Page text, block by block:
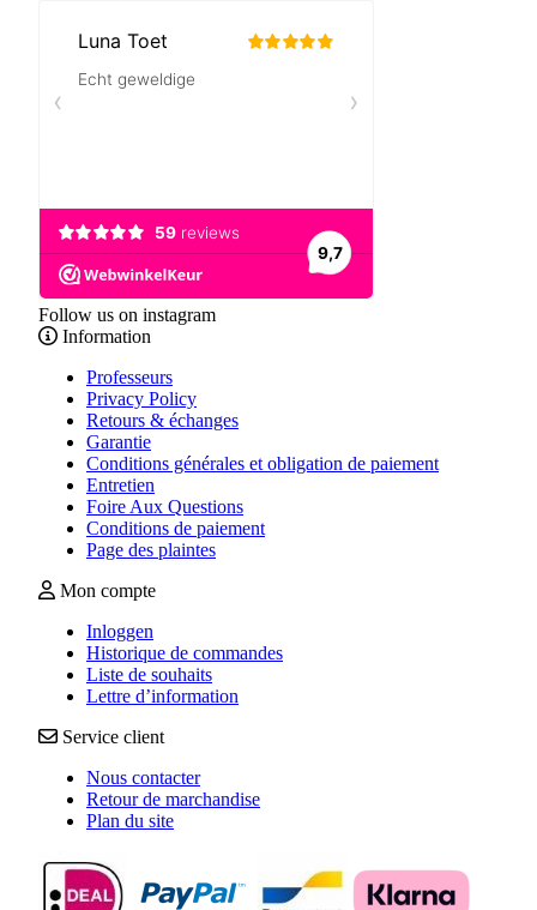
Follow us on instagram
Information
Professeurs
Privacy Policy
Retours & échanges
Garantie
Conditions générales et obligation de paiement
Entretien
Foire Aux Questions
Conditions de paiement
Page des plaintes
Mon compte
Inloggen
Historique de commandes
Liste de souhaits
Lettre d’information
Service client
Nous contacter
Retour de marchandise
Plan du site